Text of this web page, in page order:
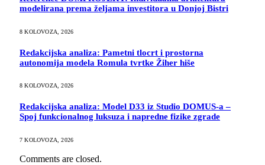
modelirana prema željama investitora u Donjoj Bistri
8 KOLOVOZA, 2026
Redakcijska analiza: Pametni tlocrt i prostorna
autonomija modela Romula tvrtke Žiher hiše
8 KOLOVOZA, 2026
Redakcijska analiza: Model D33 iz Studio DOMUS-a –
Spoj funkcionalnog luksuza i napredne fizike zgrade
7 KOLOVOZA, 2026
Comments are closed.